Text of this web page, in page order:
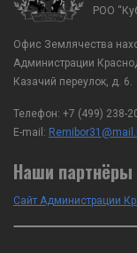
РОО
Офис Землячества
Администрации
Казачий переулок, д. 6.
Телефон: +7 (499) 238-
E-mail:
Наши партнёры
Сайт Администрации